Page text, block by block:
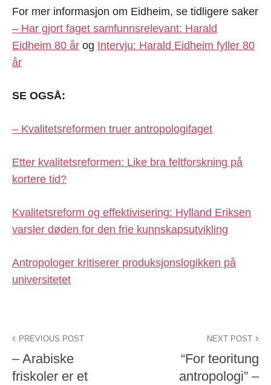
For mer informasjon om Eidheim, se tidligere saker
– Har gjort faget samfunnsrelevant: Harald
Eidheim 80 år og Intervju: Harald Eidheim fyller 80
år
SE OGSÅ:
– Kvalitetsreformen truer antropologifaget
Etter kvalitetsreformen: Like bra feltforskning på
kortere tid?
Kvalitetsreform og effektivisering: Hylland Eriksen
varsler døden for den frie kunnskapsutvikling
Antropologer kritiserer produksjonslogikken på
universitetet
PREVIOUS POST
– Arabiske
friskoler er et
NEXT POST
“For teoritung
antropologi” –